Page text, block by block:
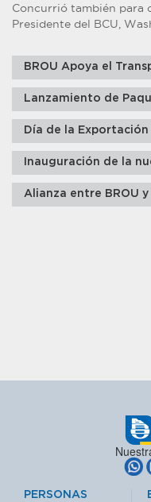
Concurrió también para
Presidente del BCU,
BROU Apoya el
Lanzamiento de
Día de la Exportación
Inauguración de la
Alianza entre BROU
PERSONAS